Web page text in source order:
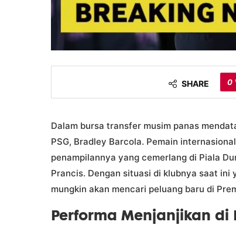
SHARE 0
Dalam bursa transfer musim panas
PSG, Bradley Barcola. Pemain
penampilannya yang cemerlang di Piala
Prancis. Dengan situasi di klubnya saat ini
mungkin akan mencari peluang baru di
Performa Menjanjikan di